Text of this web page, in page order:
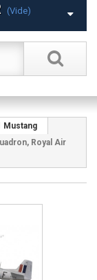
(vide)
Mustang
Royal Air